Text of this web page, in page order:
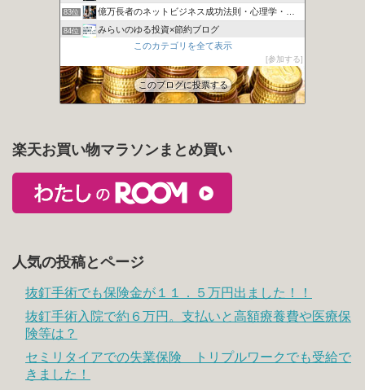
83位 億万長者のネットビジネス成功法則・心理学・投資
84位 みらいのゆる投資×節約ブログ
カンガルーブログ 今より豊かな生活を手に入れる
86位 ばらかんちゃんねる
このカテゴリを全て表示
参加する
このブログに投票する
楽天お買い物マラソンまとめ買い
人気の投稿とページ
抜釘手術でも保険金が１１．５万円出ました！！
抜釘手術入院で約６万円。支払いと高額療養費や医療保
険等は？
セミリタイアでの失業保険 トリプルワークでも受給で
きました！